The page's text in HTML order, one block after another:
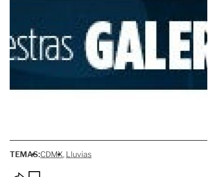
TEMAS:CDMX Lluvias